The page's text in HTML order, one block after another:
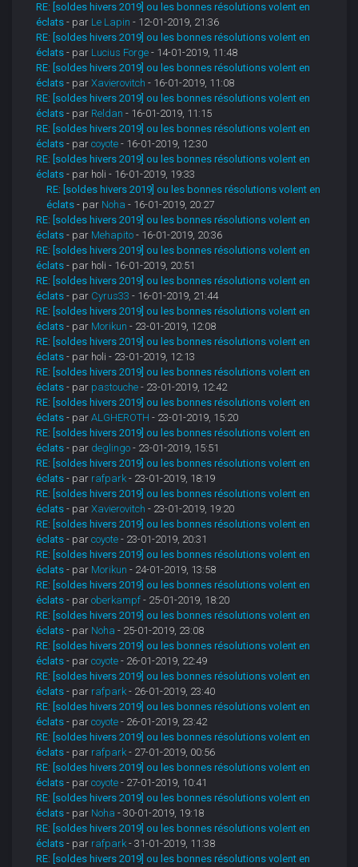
RE: [soldes hivers 2019] ou les bonnes résolutions volent en
éclats - par Le Lapin - 12-01-2019, 21:36
RE: [soldes hivers 2019] ou les bonnes résolutions volent en
éclats - par Lucius Forge - 14-01-2019, 11:48
RE: [soldes hivers 2019] ou les bonnes résolutions volent en
éclats - parXavierovitch - 16-01-2019, 11:08
RE: [soldes hivers 2019] ou les bonnes résolutions volent en
éclats - par Reldan - 16-01-2019, 11:15
RE: [soldes hivers 2019] ou les bonnes résolutions volent en
éclats - parcoyote - 16-01-2019, 12:30
RE: [soldes hivers 2019] ou les bonnes résolutions volent en
éclats - par holi - 16-01-2019, 19:33
RE: [soldes hivers 2019] ou les bonnes résolutions volent en
éclats - par Noha - 16-01-2019, 20:27
RE: [soldes hivers 2019] ou les bonnes résolutions volent en
éclats - par Mehapito - 16-01-2019, 20:36
RE: [soldes hivers 2019] ou les bonnes résolutions volent en
éclats - par holi - 16-01-2019, 20:51
RE: [soldes hivers 2019] ou les bonnes résolutions volent en
éclats - par Cyrus33 - 16-01-2019, 21:44
RE: [soldes hivers 2019] ou les bonnes résolutions volent en
éclats - par Morikun - 23-01-2019, 12:08
RE: [soldes hivers 2019] ou les bonnes résolutions volent en
éclats - par holi - 23-01-2019, 12:13
RE: [soldes hivers 2019] ou les bonnes résolutions volent en
éclats - par pastouche - 23-01-2019, 12:42
RE: [soldes hivers 2019] ou les bonnes résolutions volent en
éclats - parALGHEROTH - 23-01-2019, 15:20
RE: [soldes hivers 2019] ou les bonnes résolutions volent en
éclats - par deglingo - 23-01-2019, 15:51
RE: [soldes hivers 2019] ou les bonnes résolutions volent en
éclats - par rafpark - 23-01-2019, 18:19
RE: [soldes hivers 2019] ou les bonnes résolutions volent en
éclats - parXavierovitch - 23-01-2019, 19:20
RE: [soldes hivers 2019] ou les bonnes résolutions volent en
éclats - parcoyote - 23-01-2019, 20:31
RE: [soldes hivers 2019] ou les bonnes résolutions volent en
éclats - par Morikun - 24-01-2019, 13:58
RE: [soldes hivers 2019] ou les bonnes résolutions volent en
éclats - paroberkampf - 25-01-2019, 18:20
RE: [soldes hivers 2019] ou les bonnes résolutions volent en
éclats - par Noha - 25-01-2019, 23:08
RE: [soldes hivers 2019] ou les bonnes résolutions volent en
éclats - parcoyote - 26-01-2019, 22:49
RE: [soldes hivers 2019] ou les bonnes résolutions volent en
éclats - par rafpark - 26-01-2019, 23:40
RE: [soldes hivers 2019] ou les bonnes résolutions volent en
éclats - parcoyote - 26-01-2019, 23:42
RE: [soldes hivers 2019] ou les bonnes résolutions volent en
éclats - par rafpark - 27-01-2019, 00:56
RE: [soldes hivers 2019] ou les bonnes résolutions volent en
éclats - parcoyote - 27-01-2019, 10:41
RE: [soldes hivers 2019] ou les bonnes résolutions volent en
éclats - par Noha - 30-01-2019, 19:18
RE: [soldes hivers 2019] ou les bonnes résolutions volent en
éclats - par rafpark - 31-01-2019, 11:38
RE: [soldes hivers 2019] ou les bonnes résolutions volent en